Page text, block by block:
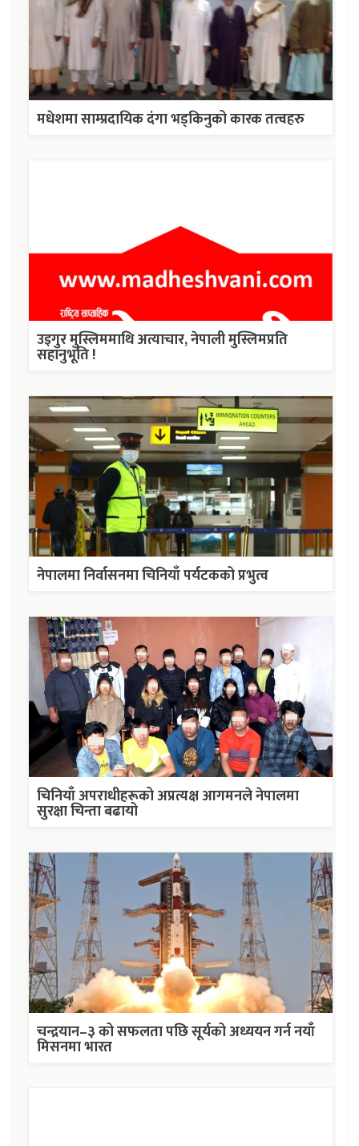
मधेशमा साम्प्रदायिक दंगा भड्किनुको कारक तत्वहरु
उइगुर मुस्लिममाथि अत्याचार, नेपाली मुस्लिमप्रति
सहानुभूति !
नेपालमा निर्वासनमा चिनियाँ पर्यटकको प्रभुत्व
चिनियाँ अपराधीहरूको अप्रत्यक्ष आगमनले नेपालमा
सुरक्षा चिन्ता बढायो
चन्द्रयान–३ को सफलता पछि सूर्यको अध्ययन गर्न नयाँ
मिसनमा भारत